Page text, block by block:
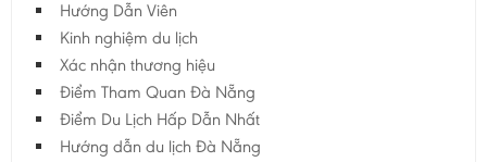
Hướng Dẫn Viên
Kinh nghiệm du lịch
Xác nhận thương hiệu
Điểm Tham Quan Đà Nẵng
Điểm Du Lịch Hấp Dẫn Nhất
Hướng dẫn du lịch Đà Nẵng